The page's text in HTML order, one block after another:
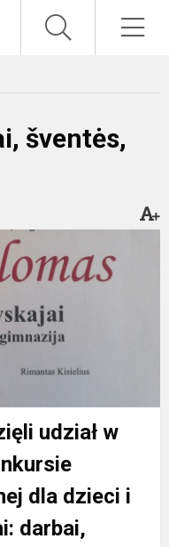
šventės,
udział w
dla dzieci i
darbai,